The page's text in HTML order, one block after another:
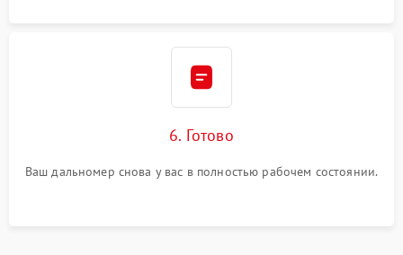
6. Готово
Ваш дальномер снова у вас в полностью рабочем состоянии.